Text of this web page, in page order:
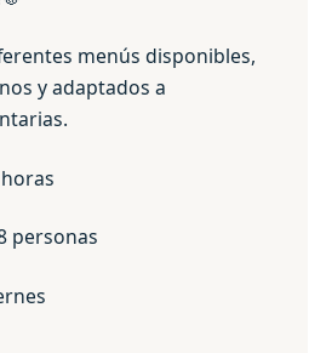
menús disponibles,
y adaptados a
personas